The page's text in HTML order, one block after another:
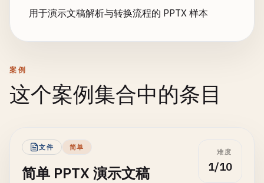
用于演示文稿解析与转换流程的 PPTX 样本
案例
这个案例集合中的条目
文件 简单
简单 PPTX 演示文稿
难度
1/10